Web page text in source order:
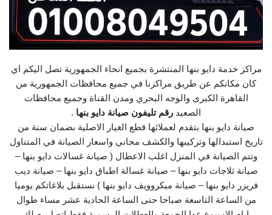
مراكز خدمة دايو بنها المنتشرة بجميع انحاء الجمهورية تصل اليكم اي
كان مكانكم عن طريق مراكزنا في جميع محافظات الجمهورية من
القاهرة الكبرى والوجه البحري ومدن القناة وجميع محافظات
الصعيد رقم تليفون صيانة دايو بنها .
صيانة دايو بنها بتقدم لعملائها قطع الغيار الاصلية بضمان سنة من
تاريخ استبدالها وتركيبها والكشف مجاني واسعار الصيانة في المتناول
وتتم الصيانة في المنزل اغلب الاعطال ( صيانة غسالات دايو بنها –
صيانة ثلاجات دايو بنها – صيانة غسالة اطباق دايو بنها – صيانة ديب
فريزر دايو بنها – صيانة ميكروويف دايو بنها ) نستقبل بلاغاتكم يوميا
من الساعة التاسعة صباحا حتى الساعة الحادية عشر مساء طوال